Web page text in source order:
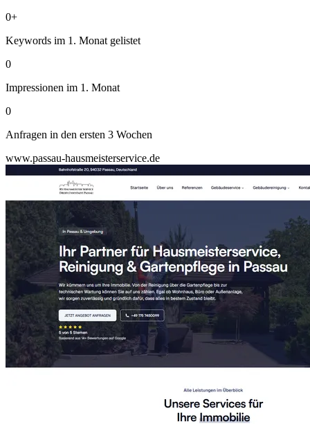
0+
Keywords im 1. Monat gelistet
0
Impressionen im 1. Monat
0
Anfragen in den ersten 3 Wochen
www.passau-hausmeisterservice.de